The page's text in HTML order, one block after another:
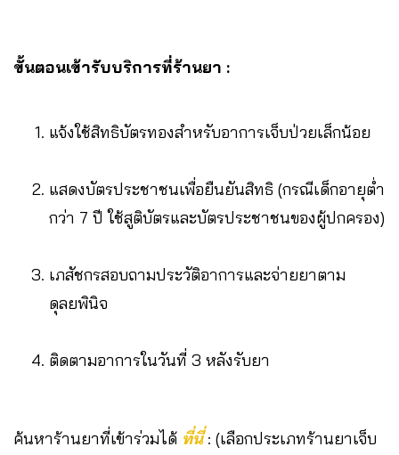
ขั้นตอนเข้ารับบริการที่ร้านยา :
แจ้งใช้สิทธิบัตรทองสำหรับอาการเจ็บป่วยเล็กน้อย
แสดงบัตรประชาชนเพื่อยืนยันสิทธิ (กรณีเด็กอายุต่ำ
กว่า 7 ปี ใช้สูติบัตรและบัตรประชาชนของผู้ปกครอง)
เภสัชกรสอบถามประวัติอาการและจ่ายยาตาม
ดุลยพินิจ
ติดตามอาการในวันที่ 3 หลังรับยา
ค้นหาร้านยาที่เข้าร่วมได้ ที่นี่ : (เลือกประเภทร้านยาเจ็บ